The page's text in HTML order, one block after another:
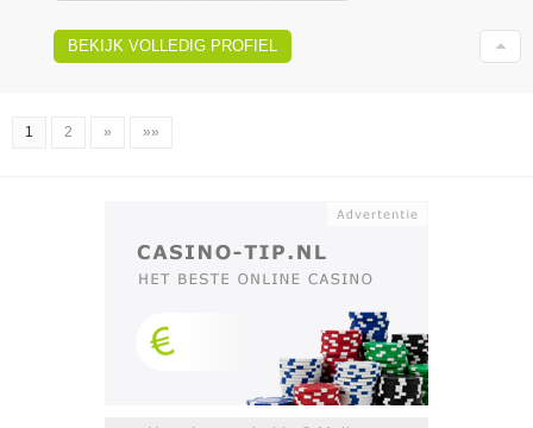
BEKIJK VOLLEDIG PROFIEL
1 2 » »»